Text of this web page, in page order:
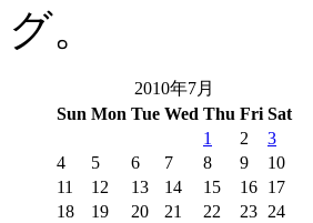
グ。
2010年7月
Sun Mon Tue Wed Thu Fri Sat
1
2
3
4
5 6 7 8 9
10
11
12 13 14 15 16 17
18
19 20 21 22 23 24